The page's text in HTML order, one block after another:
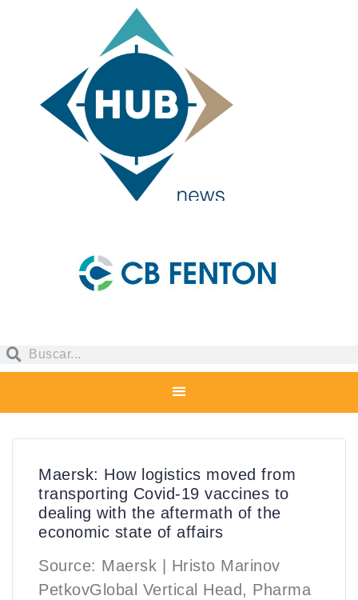
Maersk: How logistics moved from
transporting Covid-19 vaccines to
dealing with the aftermath of the
economic state of affairs
Source: Maersk | Hristo Marinov
PetkovGlobal Vertical Head, Pharma